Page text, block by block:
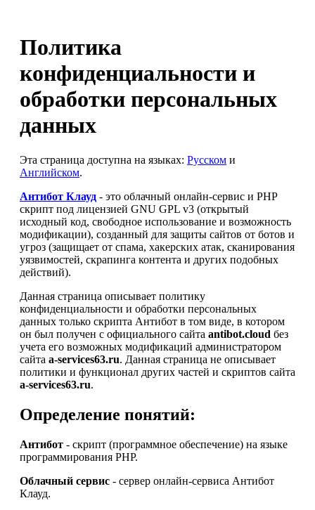
Политика
конфиденциальности и
обработки персональных
данных
Эта страница доступна на языках: Русском и
Английском.
Антибот Клауд - это облачный онлайн-сервис и PHP
скрипт под лицензией GNU GPL v3 (открытый
исходный код, свободное использование и возможность
модификации), созданный для защиты сайтов от ботов и
угроз (защищает от спама, хакерских атак, сканирования
уязвимостей, скрапинга контента и других подобных
действий).
Данная страница описывает политику
конфиденциальности и обработки персональных
данных только скрипта Антибот в том виде, в котором
он был получен с официального сайта antibot.cloud без
учета его возможных модификаций администратором
сайта a-services63.ru. Данная страница не описывает
политики и функционал других частей и скриптов сайта
a-services63.ru.
Определение понятий:
Антибот - скрипт (программное обеспечение) на языке
программирования PHP.
Облачный сервис - сервер онлайн-сервиса Антибот
Клауд.